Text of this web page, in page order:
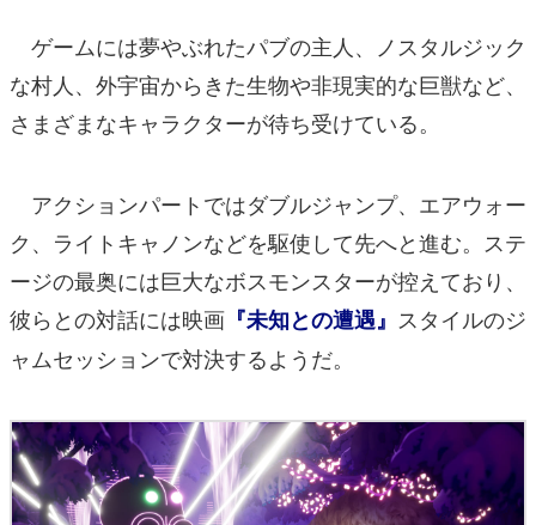
ゲームには夢やぶれたパブの主人、ノスタルジック
な村人、外宇宙からきた生物や非現実的な巨獣など、
さまざまなキャラクターが待ち受けている。
アクションパートではダブルジャンプ、エアウォー
ク、ライトキャノンなどを駆使して先へと進む。ステ
ージの最奥には巨大なボスモンスターが控えており、
彼らとの対話には映画 『未知との遭遇』 スタイルのジ
ャムセッションで対決するようだ。